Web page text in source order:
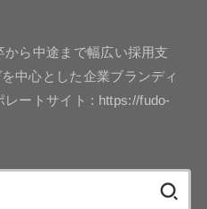
ら中途まで幅広い採用支
中心とした企業ブランディ
レートサイト : https://fudo-